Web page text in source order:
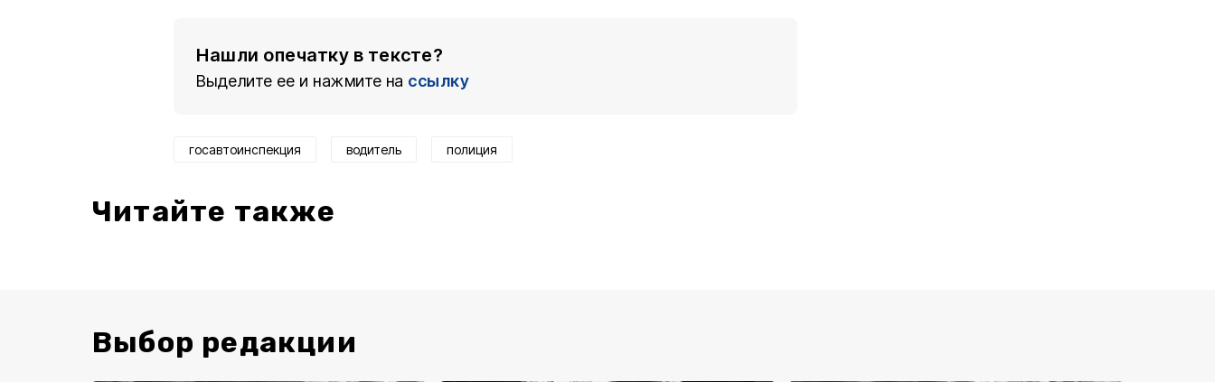
Нашли опечатку в тексте?
Выделите ее и нажмите на ссылку
госавтоинспекция водитель полиция
Читайте также
Выбор редакции